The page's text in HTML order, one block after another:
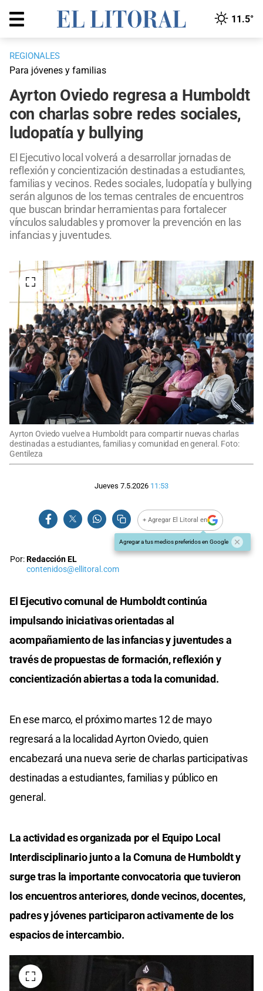
11.5°
REGIONALES
Para jóvenes y familias
Ayrton Oviedo regresa a Humboldt
con charlas sobre redes sociales,
ludopatía y bullying
El Ejecutivo local volverá a desarrollar jornadas de
reflexión y concientización destinadas a estudiantes,
familias y vecinos. Redes sociales, ludopatía y bullying
serán algunos de los temas centrales de encuentros
que buscan brindar herramientas para fortalecer
vínculos saludables y promover la prevención en las
infancias y juventudes.
Ayrton Oviedo vuelve a Humboldt para compartir nuevas charlas
destinadas a estudiantes, familias y comunidad en general. Foto:
Gentileza
Jueves 7.5.2026 11:53
+ Agregar El Litoral en
Agregar a tus medios preferidos en Google
Por:Redacción EL
contenidos@ellitoral.com
El Ejecutivo comunal de Humboldt continúa
impulsando iniciativas orientadas al
acompañamiento de las infancias y juventudes a
través de propuestas de formación, reflexión y
concientización abiertas a toda la comunidad.
En ese marco, el próximo martes 12 de mayo
regresará a la localidad Ayrton Oviedo, quien
encabezará una nueva serie de charlas participativas
destinadas a estudiantes, familias y público en
general.
La actividad es organizada por el Equipo Local
Interdisciplinario junto a la Comuna de Humboldt y
surge tras la importante convocatoria que tuvieron
los encuentros anteriores, donde vecinos, docentes,
padres y jóvenes participaron activamente de los
espacios de intercambio.